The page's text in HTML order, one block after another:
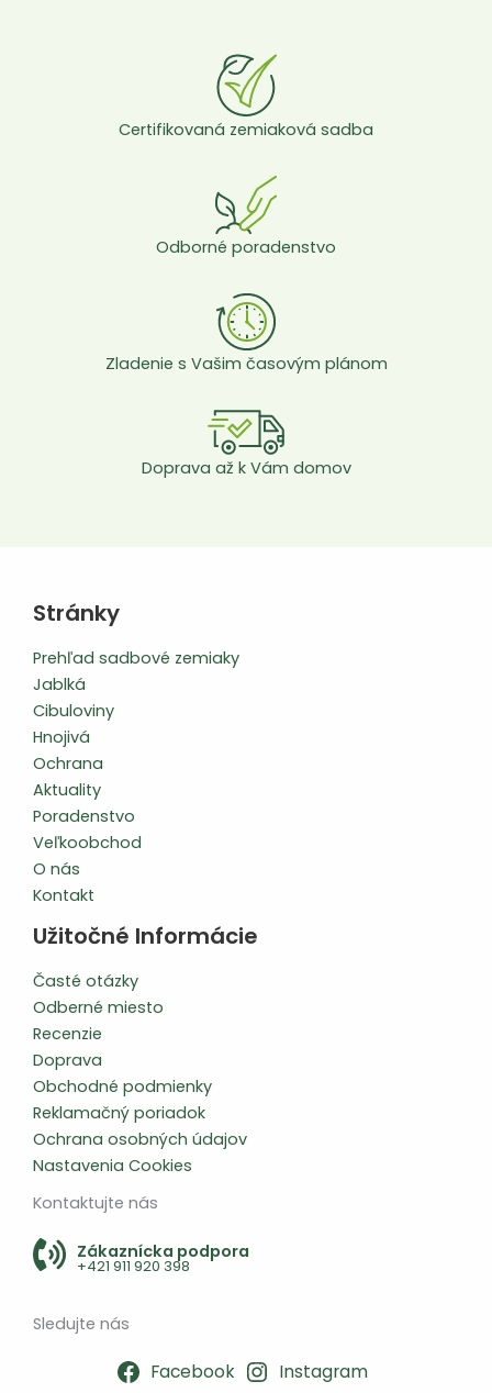
Certifikovaná zemiaková sadba
Odborné poradenstvo
Zladenie s Vašim časovým plánom
Doprava až k Vám domov
Stránky
Prehľad sadbové zemiaky
Jablká
Cibuloviny
Hnojivá
Ochrana
Aktuality
Poradenstvo
Veľkoobchod
O nás
Kontakt
Užitočné Informácie
Časté otázky
Odberné miesto
Recenzie
Doprava
Obchodné podmienky
Reklamačný poriadok
Ochrana osobných údajov
Nastavenia Cookies
Kontaktujte nás
Zákaznícka podpora
+421 911 920 398
Sledujte nás
Facebook Instagram